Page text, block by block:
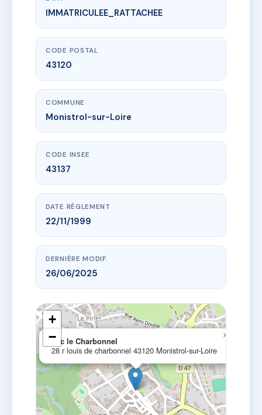
www.vme.plus/AD6006019
sdc le Charbonnel
28 r louis de charbonnel
IMMATRICULEE_RATTACHEE
CODE POSTAL
43120
COMMUNE
Monistrol-sur-Loire
CODE INSEE
43137
DATE RÈGLEMENT
22/11/1999
DERNIÈRE MODIF.
26/06/2025
sdc le Charbonnel
28 r louis de charbonnel 43120 Monistrol-sur-Loire
×
+
−